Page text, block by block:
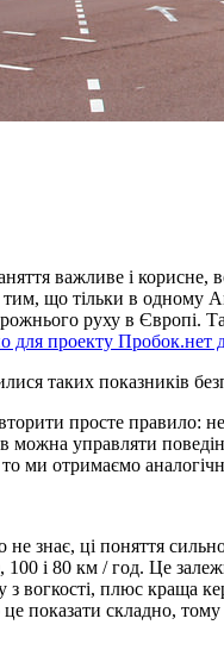
важливе і
тим, що тільки в одному
руху в
для проекту Пробок.нет
таких показників
просте правило:
можна управляти
ми отримаємо
не знає, ці поняття
і 80 км / год. Це
з вогкості, плюс краща
показати складно,